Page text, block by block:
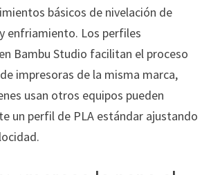
básicos de nivelación de
enfriamiento. Los perfiles
Bambu Studio facilitan el proceso
impresoras de la misma marca,
usan otros equipos pueden
un perfil de PLA estándar ajustando